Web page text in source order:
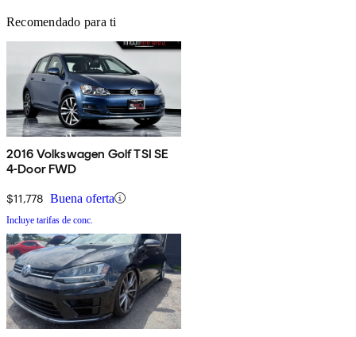
Recomendado para ti
2016 Volkswagen Golf TSI SE
4-Door FWD
$11,778 Buena oferta
Incluye tarifas de conc.